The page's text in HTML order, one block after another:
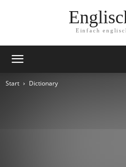
Einfach
Start Dictionary